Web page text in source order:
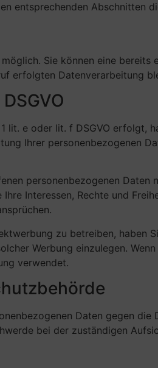
entsprechenden Abschnitten
Sie können eine
erfolgten Datenverarbeitung
e oder lit. f DSGVO erfolgt,
Ihrer personenbezogenen
personenbezogenen Daten
Interessen, Rechte und
zu betreiben, haben
Werbung einzulegen.
verwendet.
Daten gegen die
bei der zuständigen